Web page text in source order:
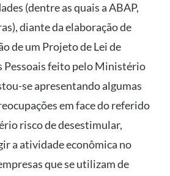
(dentre as quais a ABAP,
diante da elaboração de
de um Projeto de Lei de
Pessoais feito pelo Ministério
se apresentando algumas
em face do referido
risco de desestimular,
a atividade econômica no
que se utilizam de